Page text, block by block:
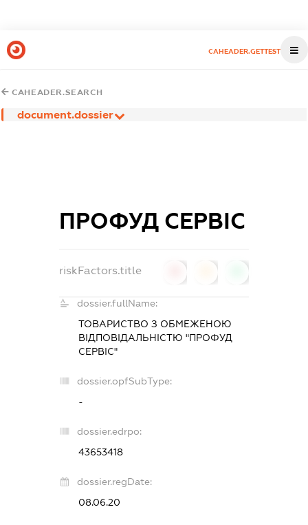
CAHEADER.GETTEST
CAHEADER.SEARCH
document.dossier
ПРОФУД СЕРВІС
riskFactors.title
dossier.fullName:
ТОВАРИСТВО З ОБМЕЖЕНОЮ
ВІДПОВІДАЛЬНІСТЮ "ПРОФУД
СЕРВІС"
dossier.opfSubType:
-
dossier.edrpo:
43653418
dossier.regDate:
08.06.20